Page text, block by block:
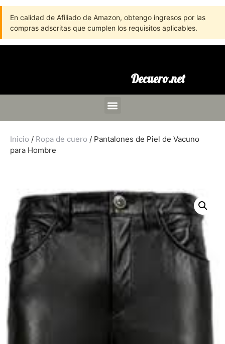
En calidad de Afiliado de Amazon, obtengo ingresos por las
compras adscritas que cumplen los requisitos aplicables.
Decuero.net
Inicio / Ropa de cuero / Pantalones de Piel de Vacuno
para Hombre